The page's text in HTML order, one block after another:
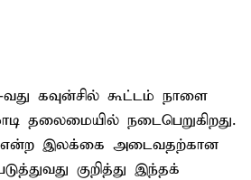
கவுன்சில் கூட்டம் நாளை
தலைமையில் நடைபெறுகிறது.
என்ற இலக்கை அடைவதற்கான
குறித்து இந்தக்